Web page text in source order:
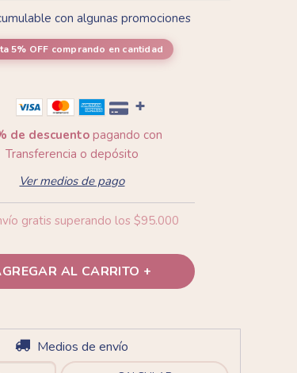
con algunas promociones
5% OFF comprando en cantidad
de descuento pagando con
Transferencia o depósito
Ver medios de pago
gratis superando los $95.000
CP: Medios de envío